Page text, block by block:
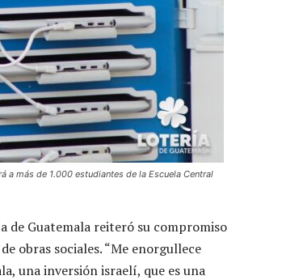
más de 1.000 estudiantes de la Escuela Central
de Guatemala reiteró su compromiso
obras sociales. “Me enorgullece
una inversión israelí, que es una